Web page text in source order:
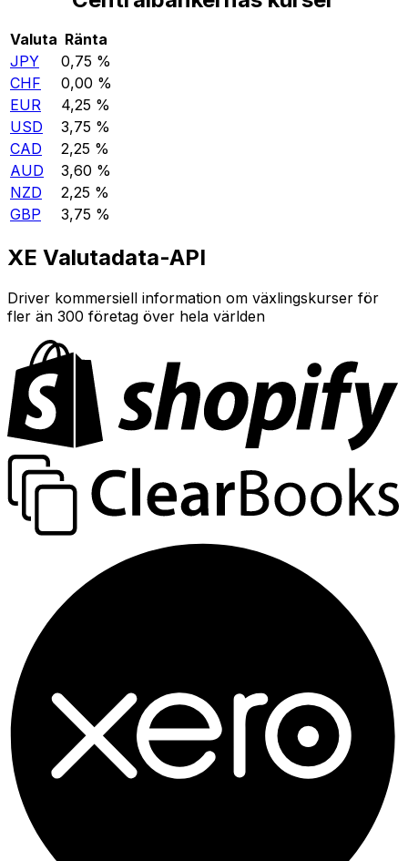
Valuta Ränta
JPY
0,75 %
CHF
0,00 %
EUR
4,25 %
USD
3,75 %
CAD
2,25 %
AUD
3,60 %
NZD
2,25 %
GBP
3,75 %
XE Valutadata-API
Driver kommersiell information om växlingskurser för
fler än 300 företag över hela världen